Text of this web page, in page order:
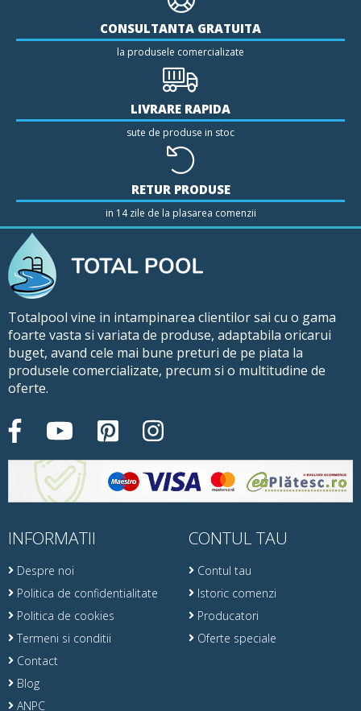
CONSULTANTA GRATUITA
la produsele comercializate
LIVRARE RAPIDA
sute de produse in stoc
RETUR PRODUSE
in 14 zile de la plasarea comenzii
Totalpool vine in intampinarea clientilor sai cu o gama
foarte vasta si variata de produse, adaptabila oricarui
buget, avand cele mai bune preturi de pe piata la
produsele comercializate, precum si o multitudine de
oferte.
INFORMATII
Despre noi
Politica de confidentialitate
Politica de cookies
Termeni si conditii
Contact
Blog
ANPC
CONTUL TAU
Contul tau
Istoric comenzi
Producatori
Oferte speciale